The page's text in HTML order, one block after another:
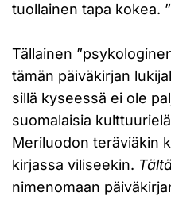
tuollainen tapa kokea. ”
Tällainen
tämän päiväkirjan
sillä kyseessä ei ole
suomalaisia
Meriluodon teräviäkin
kirjassa viliseekin.
nimenomaan